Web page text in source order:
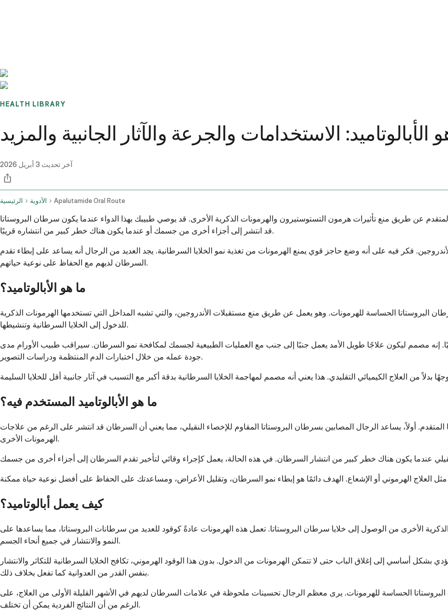
HEALTH LIBRARY
الأبالوتاميد: الاستخدامات والجرعة والآثار الجانبية والمزيد
آخر تحديث 3 أبريل 2026
الرئيسية الأدوية Apalutamide Oral Route
عن طريق منع تأثيرات هرمون التستوستيرون والهرمونات الذكرية الأخرى. قد يوصي طبيبك بهذا الدواء عندما يكون سرطان البروستاتا
قد انتشر إلى أجزاء أخرى من جسمك أو عندما يكون هناك خطر كبير من انتشاره قريبًا.
فكر فيه على أنه وضع حاجز قوي يمنع الهرمونات من تغذية نمو الخلايا السرطانية. يجد العديد من الرجال أنه يساعد على إبطاء تقدم
السرطان لديهم مع الحفاظ على نوعية حياتهم.
ما هو الأبالوتاميد؟
البروستاتا الحساسة للهرمونات. وهو يعمل عن طريق منع مستقبلات الأندروجين، والتي تشبه المداخل التي تستخدمها الهرمونات الذكرية
للدخول إلى الخلايا السرطانية وتنشيطها.
إنه مصمم ليكون علاجًا طويل الأمد يعمل جنبًا إلى جنب مع العمليات الطبيعية لجسمك لمكافحة نمو السرطان. سيراقب طبيب الأورام مدى
جودة عمله من خلال اختبارات الدم المنتظمة ودراسات التصوير.
ما هو الأبالوتاميد المستخدم فيه؟
المتقدم. أولاً، يساعد الرجال المصابين بسرطان البروستاتا المقاوم للإخصاء النقيلي، مما يعني أن السرطان قد انتشر على الرغم من علاجات
الهرمونات الأخرى.
كيف يعمل أبالوتاميد؟
الأخرى من الوصول إلى خلايا سرطان البروستاتا. تعمل هذه الهرمونات عادةً كوقود للعديد من سرطانات البروستاتا، مما يساعدها على
النمو والانتشار في جميع أنحاء الجسم.
بشكل أساسي إلى إغلاق الباب حتى لا تتمكن الهرمونات من الدخول. بدون هذا الوقود الهرموني، تكافح الخلايا السرطانية للتكاثر والانتشار
بنفس القدر من العدوانية كما تفعل بخلاف ذلك.
البروستاتا الحساسة للهرمونات. يرى معظم الرجال تحسينات ملحوظة في علامات السرطان لديهم في الأشهر القليلة الأولى من العلاج، على
الرغم من أن النتائج الفردية يمكن أن تختلف.